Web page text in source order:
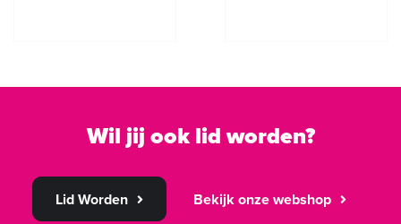
Wil jij ook lid worden?
Lid Worden Bekijk onze webshop